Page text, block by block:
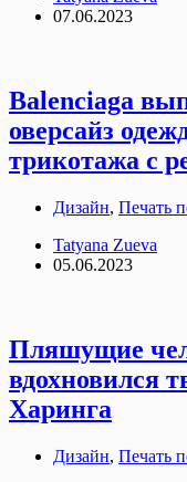
07.06.2023
Balenciaga
оверсайз
трикотажа с
Дизайн, Печать
Tatyana Zueva
05.06.2023
Пляшущие
вдохновился
Харинга
Дизайн, Печать